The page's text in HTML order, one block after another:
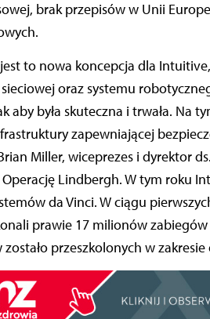
brak przepisów w Unii
to nowa koncepcja dla
oraz systemu
aby była skuteczna i trwała. Na
zapewniającej
Miller, wiceprezes i dyrektor
Lindbergh. W tym roku
da Vinci. W ciągu
prawie 17 milionów
przeszkolonych w